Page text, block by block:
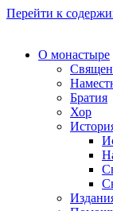
Перейти к
О монастыре
Братия
Хор